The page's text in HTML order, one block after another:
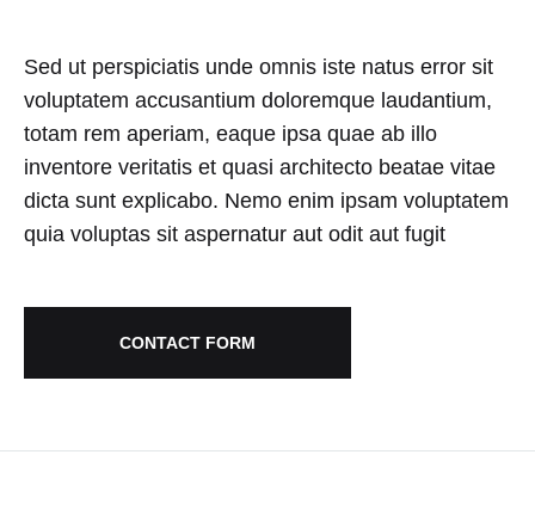
Sed ut perspiciatis unde omnis iste natus error sit
voluptatem accusantium doloremque laudantium,
totam rem aperiam, eaque ipsa quae ab illo
inventore veritatis et quasi architecto beatae vitae
dicta sunt explicabo. Nemo enim ipsam voluptatem
quia voluptas sit aspernatur aut odit aut fugit
CONTACT FORM